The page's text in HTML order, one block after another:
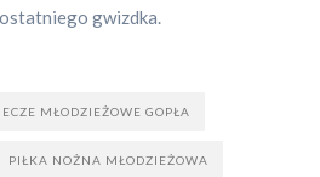
gwizdka.
MŁODZIEŻOWE GOPŁA
PIŁKA NOŻNA MŁODZIEŻOWA